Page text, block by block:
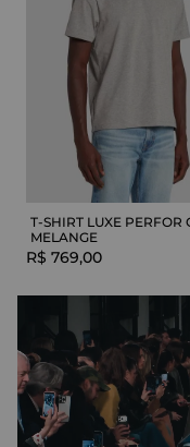
T-SHIRT LUXE PERFOR
MELANGE
R$ 769,00